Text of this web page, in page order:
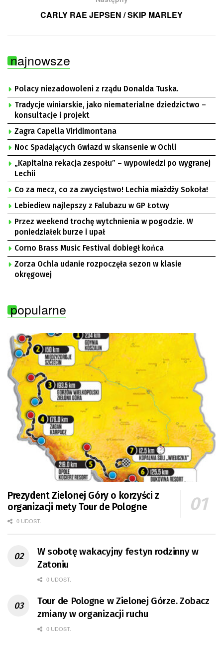
CARLY RAE JEPSEN / SKIP MARLEY
najnowsze
Polacy niezadowoleni z rządu Donalda Tuska.
Tradycje winiarskie, jako niematerialne dziedzictwo –
konsultacje i projekt
Zagra Capella Viridimontana
Noc Spadających Gwiazd w skansenie w Ochli
„Kapitalna rekacja zespołu” – wypowiedzi po wygranej
Lechii
Co za mecz, co za zwycięstwo! Lechia miażdży Sokoła!
Lebiediew najlepszy z Falubazu w GP Łotwy
Przez weekend trochę wytchnienia w pogodzie. W
poniedziałek burze i upał
Corno Brass Music Festival dobiegł końca
Zorza Ochla udanie rozpoczęła sezon w klasie
okręgowej
popularne
Prezydent Zielonej Góry o korzyści z
organizacji mety Tour de Pologne
0 UDOST.
W sobotę wakacyjny festyn rodzinny w
Zatoniu
0 UDOST.
Tour de Pologne w Zielonej Górze. Zobacz
zmiany w organizacji ruchu
0 UDOST.